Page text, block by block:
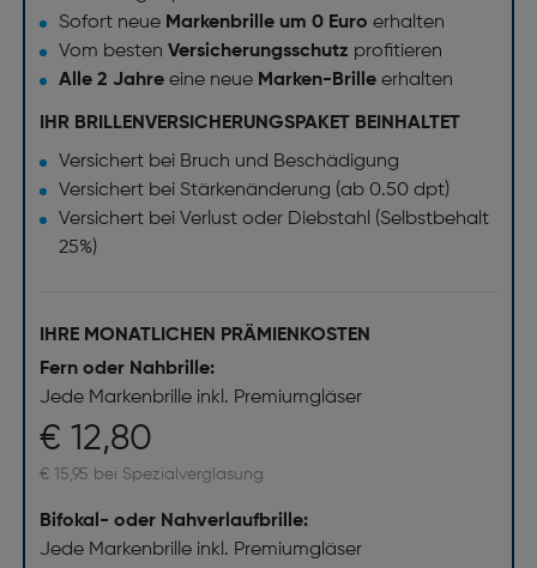
Sofort neue Markenbrille um 0 Euro erhalten
Vom besten Versicherungsschutz profitieren
Alle 2 Jahreeine neue Marken-Brille erhalten
IHR BRILLENVERSICHERUNGSPAKET BEINHALTET
Versichert bei Bruch und Beschädigung
Versichert bei Stärkenänderung (ab 0.50 dpt)
Versichert bei Verlust oder Diebstahl (Selbstbehalt
25%)
IHRE MONATLICHEN PRÄMIENKOSTEN
Fern oder Nahbrille:
Jede Markenbrille inkl. Premiumgläser
€ 12,80
€ 15,95 bei Spezialverglasung
Bifokal- oder Nahverlaufbrille:
Jede Markenbrille inkl. Premiumgläser